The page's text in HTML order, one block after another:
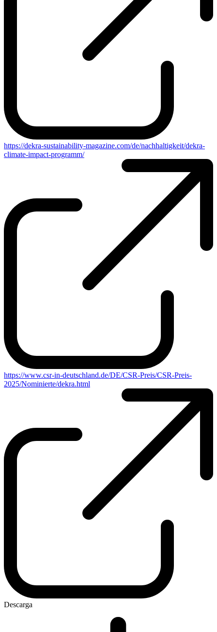
https://dekra-sustainability-magazine.com/de/nachhaltigkeit/dekra-
climate-impact-programm/
https://www.csr-in-deutschland.de/DE/CSR-Preis/CSR-Preis-
2025/Nominierte/dekra.html
Descarga